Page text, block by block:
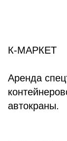
К-МАРКЕТ
Аренда
автокраны.